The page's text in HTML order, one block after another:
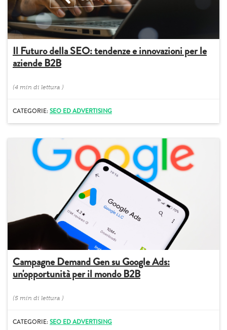
Il Futuro della SEO: tendenze e innovazioni per le
aziende B2B
(4 min di lettura )
CATEGORIE:SEO ED ADVERTISING
Campagne Demand Gen su Google Ads:
un'opportunità per il mondo B2B
(5 min di lettura )
CATEGORIE:SEO ED ADVERTISING